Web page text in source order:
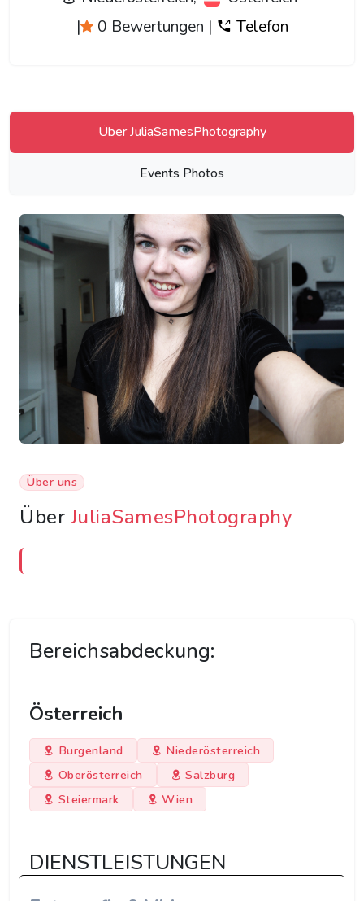
|
0 Bewertungen | Telefon
Über JuliaSamesPhotography
Events Photos
Über uns
Über JuliaSamesPhotography
Bereichsabdeckung:
Österreich
Burgenland
Niederösterreich
Oberösterreich
Salzburg
Steiermark
Wien
DIENSTLEISTUNGEN